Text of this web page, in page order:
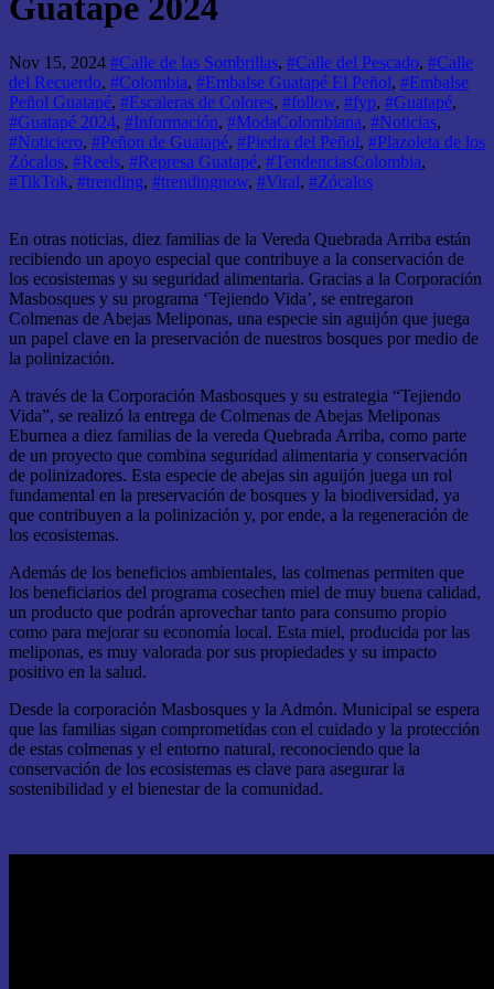
Guatapé 2024
Nov 15, 2024 #Calle de las Sombrillas, #Calle del Pescado, #Calle
del Recuerdo, #Colombia, #Embalse Guatapé El Peñol, #Embalse
Peñol Guatapé, #Escaleras de Colores, #follow, #fyp, #Guatapé,
#Guatapé 2024, #Información, #ModaColombiana, #Noticias,
#Noticiero, #Peñon de Guatapé, #Piedra del Peñol, #Plazoleta de los
Zócalos, #Reels, #Represa Guatapé, #TendenciasColombia,
#TikTok, #trending, #trendingnow, #Viral, #Zócalos
En otras noticias, diez familias de la Vereda Quebrada Arriba están
recibiendo un apoyo especial que contribuye a la conservación de
los ecosistemas y su seguridad alimentaria. Gracias a la Corporación
Masbosques y su programa ‘Tejiendo Vida’, se entregaron
Colmenas de Abejas Meliponas, una especie sin aguijón que juega
un papel clave en la preservación de nuestros bosques por medio de
la polinización.
A través de la Corporación Masbosques y su estrategia “Tejiendo
Vida”, se realizó la entrega de Colmenas de Abejas Meliponas
Eburnea a diez familias de la vereda Quebrada Arriba, como parte
de un proyecto que combina seguridad alimentaria y conservación
de polinizadores. Esta especie de abejas sin aguijón juega un rol
fundamental en la preservación de bosques y la biodiversidad, ya
que contribuyen a la polinización y, por ende, a la regeneración de
los ecosistemas.
Además de los beneficios ambientales, las colmenas permiten que
los beneficiarios del programa cosechen miel de muy buena calidad,
un producto que podrán aprovechar tanto para consumo propio
como para mejorar su economía local. Esta miel, producida por las
meliponas, es muy valorada por sus propiedades y su impacto
positivo en la salud.
Desde la corporación Masbosques y la Admón. Municipal se espera
que las familias sigan comprometidas con el cuidado y la protección
de estas colmenas y el entorno natural, reconociendo que la
conservación de los ecosistemas es clave para asegurar la
sostenibilidad y el bienestar de la comunidad.